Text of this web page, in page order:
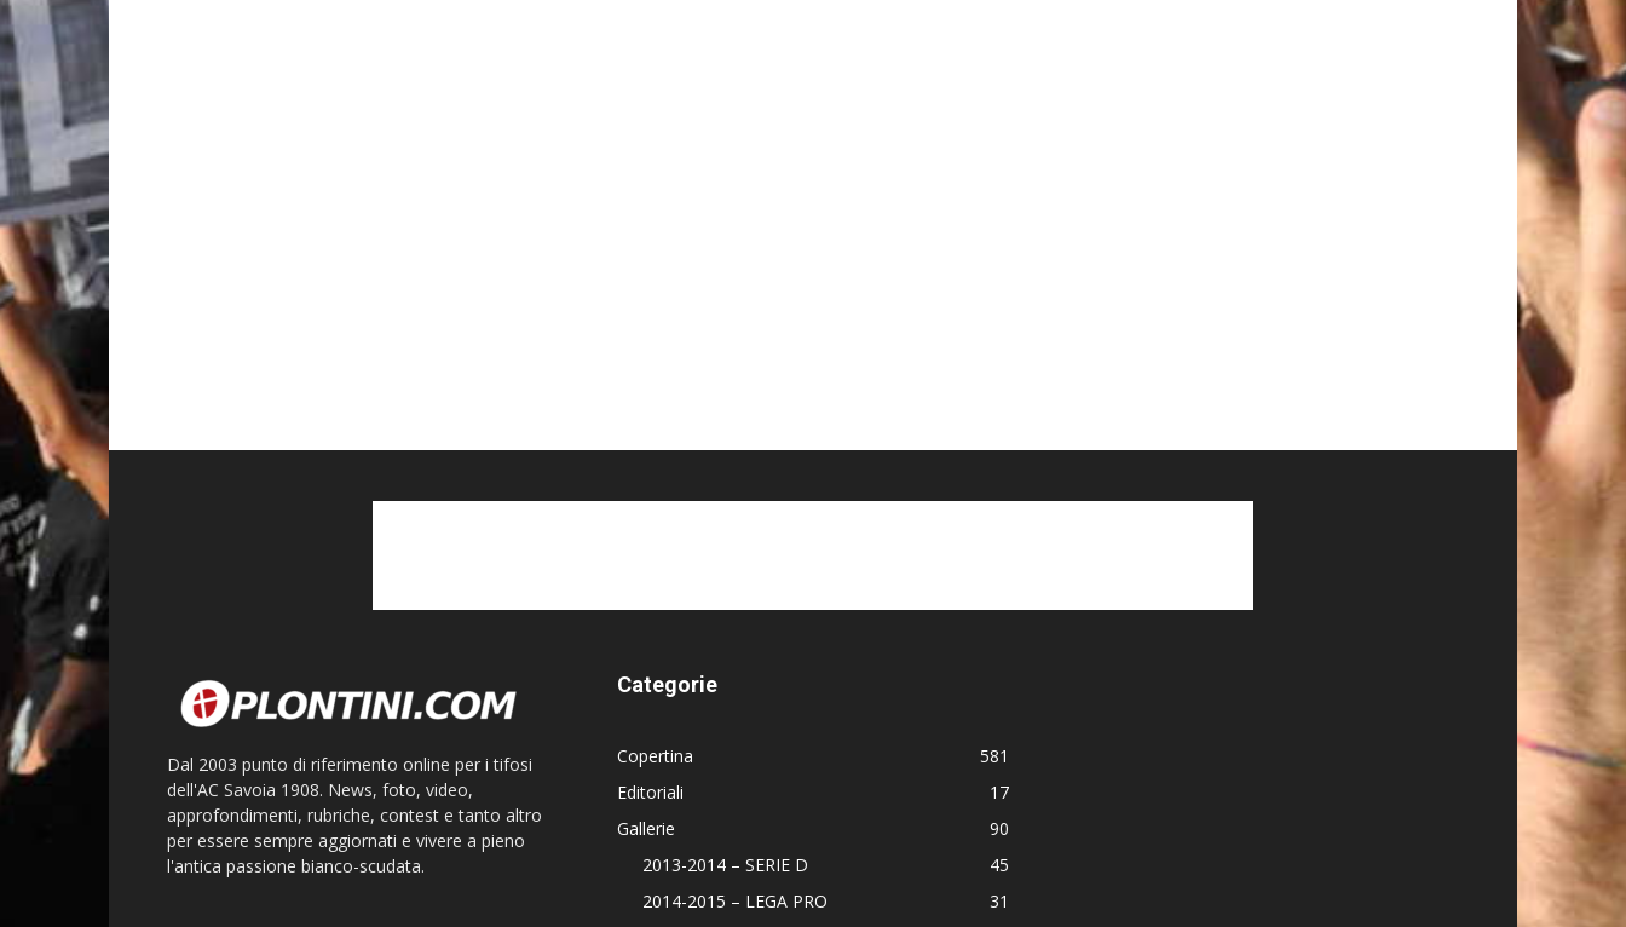
Dal 2003 punto di riferimento online per i tifosi
dell'AC Savoia 1908. News, foto, video,
approfondimenti, rubriche, contest e tanto altro
per essere sempre aggiornati e vivere a pieno
l'antica passione bianco-scudata.
Categorie
Copertina
581
Editoriali
17
Gallerie
90
2013-2014 – SERIE D
45
2014-2015 – LEGA PRO
31